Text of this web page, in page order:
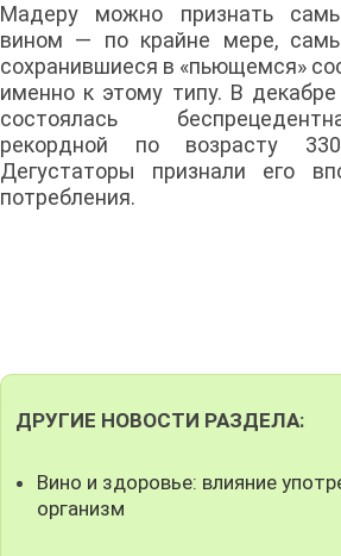
Мадеру можно признать
вином — по крайне мере,
сохранившиеся в «пьющемся»
именно к этому типу. В
состоялась
рекордной по возрасту
Дегустаторы признали его
потребления.
ДРУГИЕ НОВОСТИ РАЗДЕЛА:
Вино и здоровье: влияние
организм